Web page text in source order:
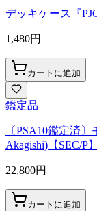
デッキケース『
1,480円
カートに追加
鑑定品
〔PSA10鑑定済
Akagishi)【SEC/P
22,800円
カートに追加